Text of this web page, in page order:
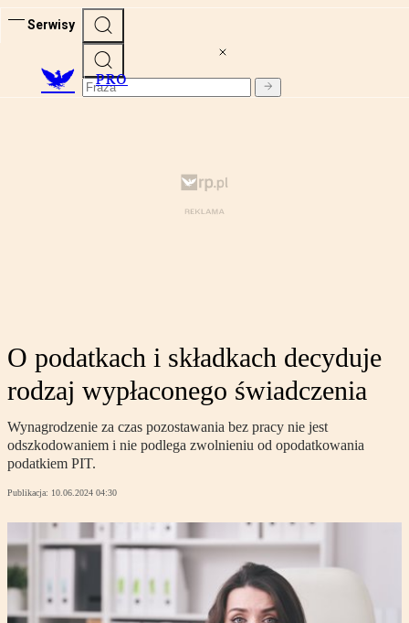
Serwisy
PRO
O podatkach i składkach decyduje
rodzaj wypłaconego świadczenia
Wynagrodzenie za czas pozostawania bez pracy nie jest
odszkodowaniem i nie podlega zwolnieniu od opodatkowania
podatkiem PIT.
Publikacja: 10.06.2024 04:30